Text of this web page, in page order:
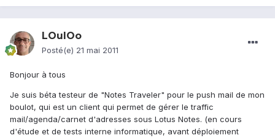
LOulOo
Posté(e) 21 mai 2011
Bonjour à tous
Je suis béta testeur de "Notes Traveler" pour le push mail de mon
boulot, qui est un client qui permet de gérer le traffic
mail/agenda/carnet d'adresses sous Lotus Notes. (en cours
d'étude et de tests interne informatique, avant déploiement